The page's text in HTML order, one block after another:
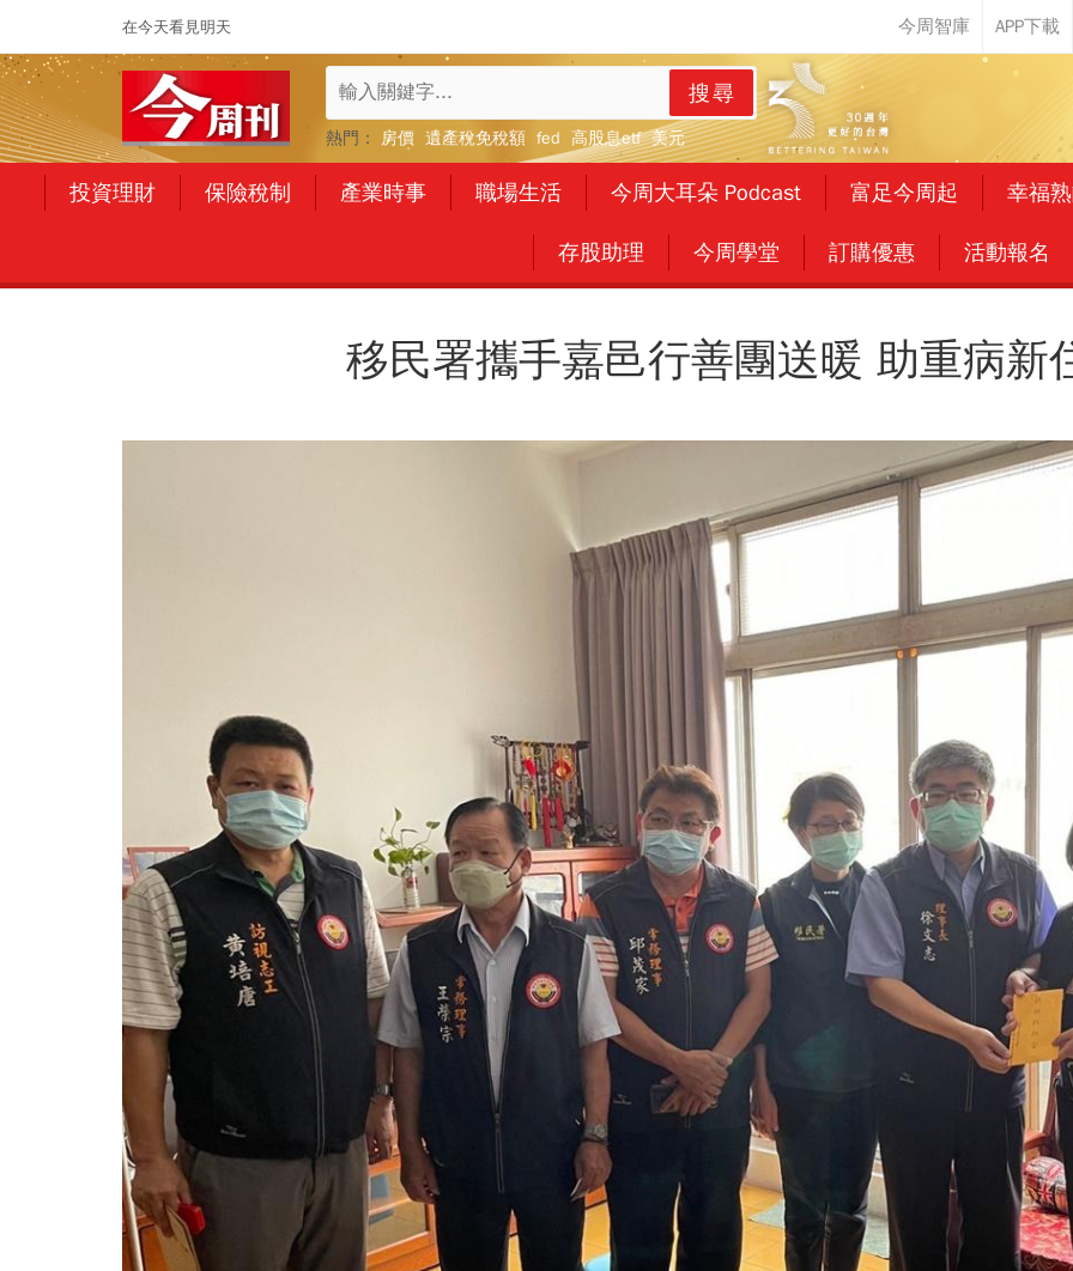
在今天看見明天
搜尋
熱門： 房價 遺產稅免稅額 fed 高股息etf 美元
投資理財 保險稅制 產業時事 職場生活 今周大耳朵 Podcast 富足今周起 幸福
存股助理 今周學堂 訂購優惠 活動報名
移民署攜手嘉邑行善團送暖 助重病新